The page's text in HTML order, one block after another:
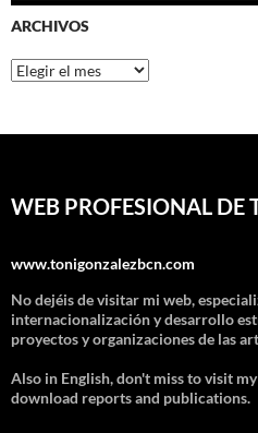
ARCHIVOS
Archivos
WEB PROFESIONAL DE
www.tonigonzalezbcn.com
No dejéis de visitar mi web,
internacionalización y desarrollo
proyectos y organizaciones de las
Also in English, don't miss to visit
download reports and publications.